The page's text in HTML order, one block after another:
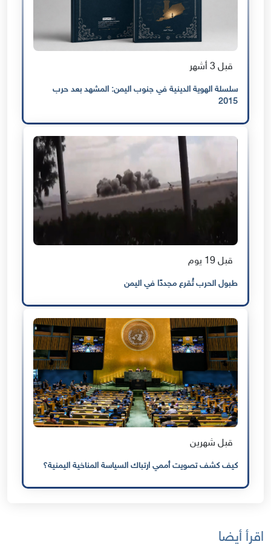
قبل 3 أشهر
سلسلة الهوية الدينية في جنوب اليمن: المشهد بعد حرب
2015
قبل 19 يوم
طبول الحرب تُقرع مجددًا في اليمن
قبل شهرين
كيف كشف تصويت أممي ارتباك السياسة المناخية اليمنية؟
اقرأ أيضا